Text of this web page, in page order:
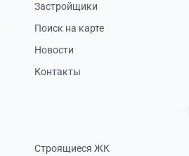
Застройщики
Поиск на карте
Новости
Контакты
Строящиеся ЖК